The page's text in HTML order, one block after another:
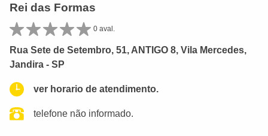
Rei das Formas
0 aval.
Rua Sete de Setembro, 51, ANTIGO 8, Vila Mercedes,
Jandira - SP
ver horario de atendimento.
telefone não informado.